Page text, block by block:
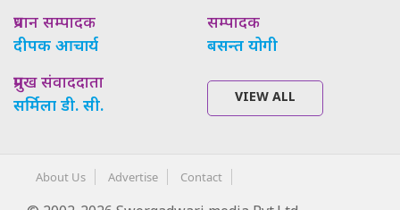
प्रधान सम्पादक
दीपक आचार्य
सम्पादक
बसन्त योगी
प्रमुख संवाददाता
सर्मिला डी. सी.
VIEW ALL
About Us Advertise Contact